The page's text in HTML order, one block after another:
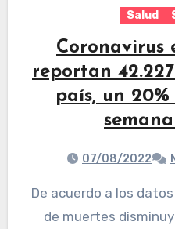
Salud
Coronavirus
reportan
país, un
07/08/2022
De acuerdo a los datos difundidos, la cantidad
de muertes